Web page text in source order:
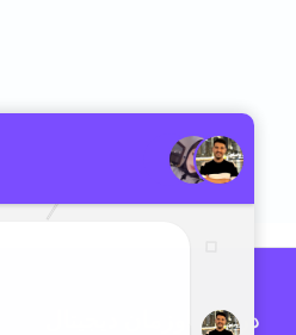
درباره اوزمان دیجیتال